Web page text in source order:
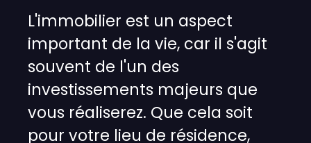
L'immobilier est un aspect
important de la vie, car il s'agit
souvent de l'un des
investissements majeurs que
vous réaliserez. Que cela soit
pour votre lieu de résidence,